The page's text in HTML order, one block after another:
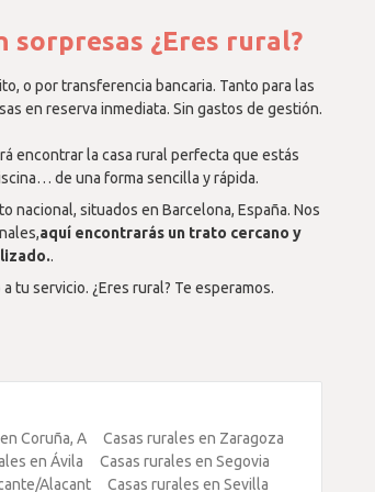
sorpresas ¿Eres rural?
o por transferencia bancaria. Tanto para las
en reserva inmediata. Sin gastos de gestión.
encontrar la casa rural perfecta que estás
de una forma sencilla y rápida.
nacional, situados en Barcelona, España. Nos
aquí encontrarás un trato cercano y
.
tu servicio. ¿Eres rural? Te esperamos.
Coruña, A
Casas rurales en Zaragoza
en Ávila
Casas rurales en Segovia
Alacant Casas rurales en Sevilla